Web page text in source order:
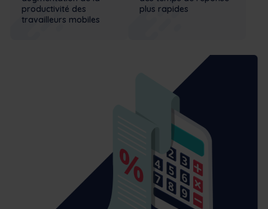
productivité des
travailleurs mobiles
plus rapides